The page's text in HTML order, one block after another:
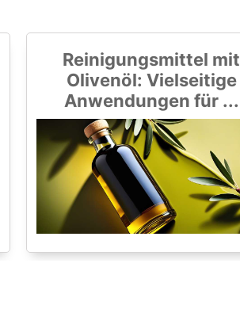
Reinigungsmittel mit
Olivenöl: Vielseitige
Anwendungen für ...